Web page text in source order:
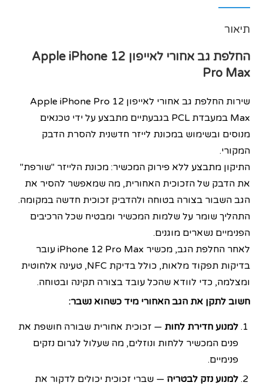
תיאור
החלפת גב אחורי לאייפון 12 AppleiPhone
Pro Max
שירות החלפת גב אחורי לאייפון 12 Apple iPhone Pro
Max במעבדת PCL בגבעתיים מתבצע על ידי טכנאים
מנוסים ובשימוש במכונת לייזר חדשנית להסרת הדבק
המקורי.
התיקון מתבצע ללא פירוק המכשיר: מכונת הלייזר "שורפת"
את הדבק של הזכוכית האחורית, מה שמאפשר להסיר את
הגב השבור בצורה בטוחה ולהדביק זכוכית חדשה במקומה.
התהליך שומר על שלמות המכשיר ומבטיח שכל הרכיבים
הפנימיים נשארים מוגנים.
לאחר החלפת הגב, מכשיר iPhone 12 Pro Max עובר
בדיקות תפקוד מלאות, כולל בדיקת NFC, טעינה אלחוטית
ומצלמה, כדי לוודא שהכל עובד בצורה תקינה ובטוחה.
חשוב לתקן את הגב האחורי מיד כשהוא נשבר:
למנוע חדירת לחות — זכוכית אחורית שבורה חושפת את
פנים המכשיר ללחות ונוזלים, מה שעלול לגרום נזקים
פנימיים.
למנוע נזק לבטריה — שברי זכוכית יכולים לדקור את